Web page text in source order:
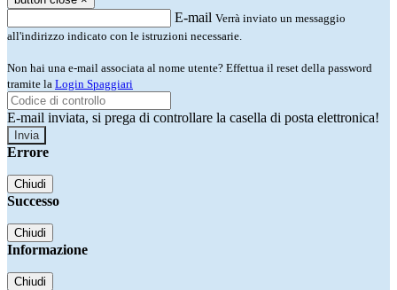
E-mail Verrà inviato un messaggio
all'indirizzo indicato con le istruzioni necessarie.
Non hai una e-mail associata al nome utente? Effettua il reset della password
tramite la Login Spaggiari
E-mail inviata, si prega di controllare la casella di posta elettronica!
Errore
Chiudi
Successo
Chiudi
Informazione
Chiudi